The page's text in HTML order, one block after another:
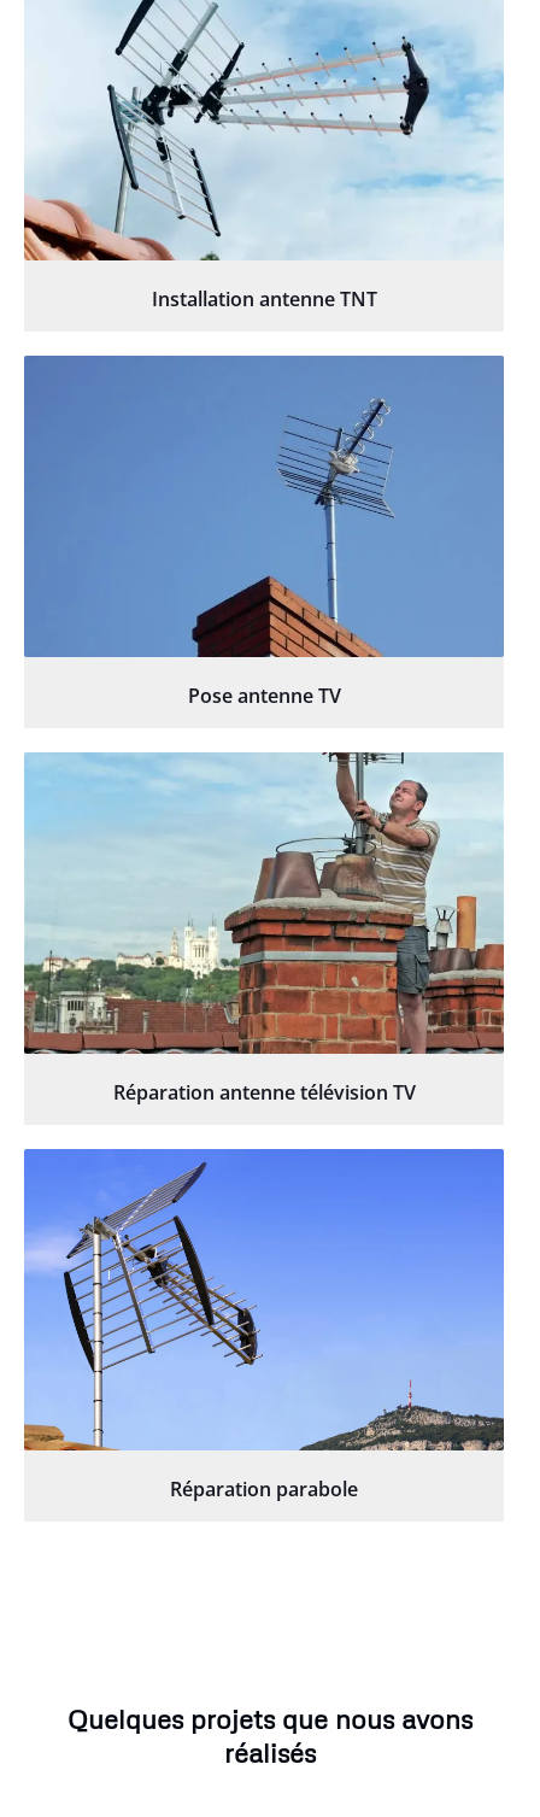
Installation antenne TNT
Pose antenne TV
Réparation antenne télévision TV
Réparation parabole
Quelques projets que nous avons
réalisés